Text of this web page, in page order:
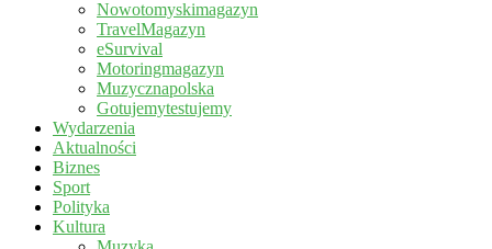
informacyjnyNowotomyskimagazyn
TravelMagazyn
eSurvival
Motoringmagazyn
Muzycznapolska
Gotujemytestujemy
Wydarzenia
Aktualności
Biznes
Sport
Polityka
Kultura